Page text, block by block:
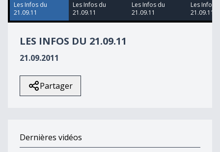
15
seconds
Les Infos du
21.09.11
Les Infos du
21.09.11
Les Infos du
21.09.11
Les Infos
21.09.11
LES INFOS DU 21.09.11
21.09.2011
Partager
Dernières vidéos